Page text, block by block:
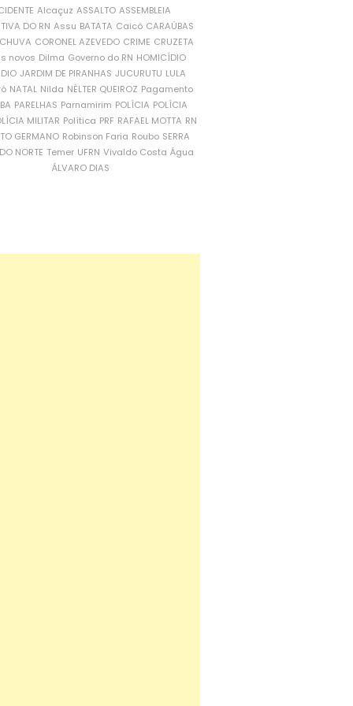
Alcaçuz ASSALTO ASSEMBLEIA
DO RN Assu BATATA Caicó CARAÚBAS
CORONEL AZEVEDO CRIME CRUZETA
novos Dilma Governo do RN HOMICÍDIO
JARDIM DE PIRANHAS JUCURUTU LULA
NATAL Nilda NÉLTER QUEIROZ Pagamento
PARELHAS Parnamirim POLÍCIA POLÍCIA
MILITAR Política PRF RAFAEL MOTTA RN
GERMANO Robinson Faria Roubo SERRA
NORTE Temer UFRN Vivaldo Costa Água
ÁLVARO DIAS